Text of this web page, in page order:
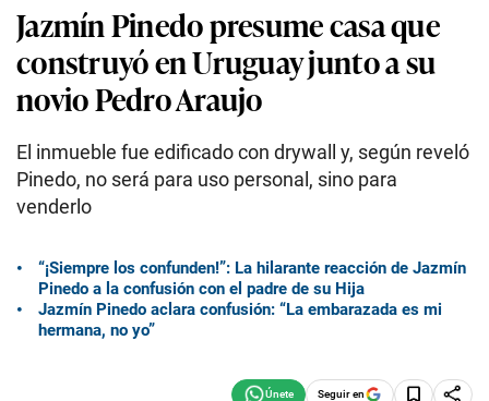
Jazmín Pinedo presume casa que
construyó en Uruguay junto a su
novio Pedro Araujo
El inmueble fue edificado con drywall y, según reveló
Pinedo, no será para uso personal, sino para
venderlo
“¡Siempre los confunden!”: La hilarante reacción de Jazmín
Pinedo a la confusión con el padre de su Hija
Jazmín Pinedo aclara confusión: “La embarazada es mi
hermana, no yo”
Seguir en